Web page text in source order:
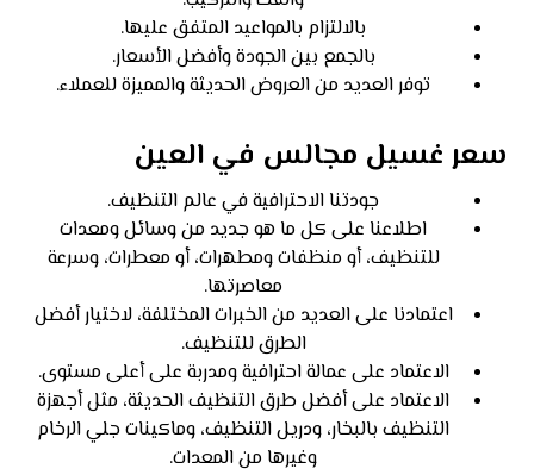
بالالتزام بالمواعيد المتفق عليها.
بالجمع بين الجودة وأفضل الأسعار.
توفر العديد من العروض الحديثة والمميزة للعملاء.
سعر غسيل مجالس في العين
جودتنا الاحترافية في عالم التنظيف.
اطلاعنا على كل ما هو جديد من وسائل ومعدات
للتنظيف، أو منظفات ومطهرات، أو معطرات، وسرعة
معاصرتها.
اعتمادنا على العديد من الخبرات المختلفة، لاختيار أفضل
الطرق للتنظيف.
الاعتماد على عمالة احترافية ومدربة على أعلى مستوى.
الاعتماد على أفضل طرق التنظيف الحديثة، مثل أجهزة
التنظيف بالبخار، ودريل التنظيف، وماكينات جلي الرخام
وغيرها من المعدات.